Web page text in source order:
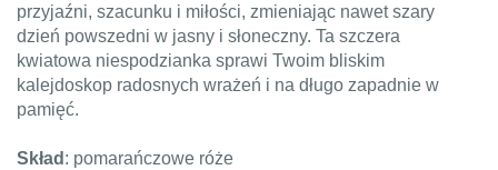
przyjaźni, szacunku i miłości, zmieniając nawet szary
dzień powszedni w jasny i słoneczny. Ta szczera
kwiatowa niespodzianka sprawi Twoim bliskim
kalejdoskop radosnych wrażeń i na długo zapadnie w
pamięć.
Skład : pomarańczowe róże